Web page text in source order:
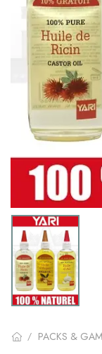
/ PACKS &